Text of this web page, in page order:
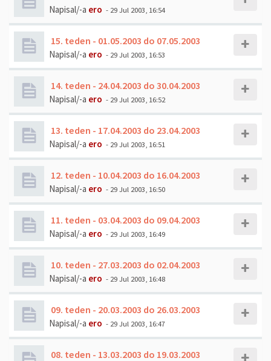
Napisal/-a ero - 29 Jul 2003, 16:54
15. teden - 01.05.2003 do 07.05.2003
Napisal/-a ero - 29 Jul 2003, 16:53
14. teden - 24.04.2003 do 30.04.2003
Napisal/-a ero - 29 Jul 2003, 16:52
13. teden - 17.04.2003 do 23.04.2003
Napisal/-a ero - 29 Jul 2003, 16:51
12. teden - 10.04.2003 do 16.04.2003
Napisal/-a ero - 29 Jul 2003, 16:50
11. teden - 03.04.2003 do 09.04.2003
Napisal/-a ero - 29 Jul 2003, 16:49
10. teden - 27.03.2003 do 02.04.2003
Napisal/-a ero - 29 Jul 2003, 16:48
09. teden - 20.03.2003 do 26.03.2003
Napisal/-a ero - 29 Jul 2003, 16:47
08. teden - 13.03.2003 do 19.03.2003